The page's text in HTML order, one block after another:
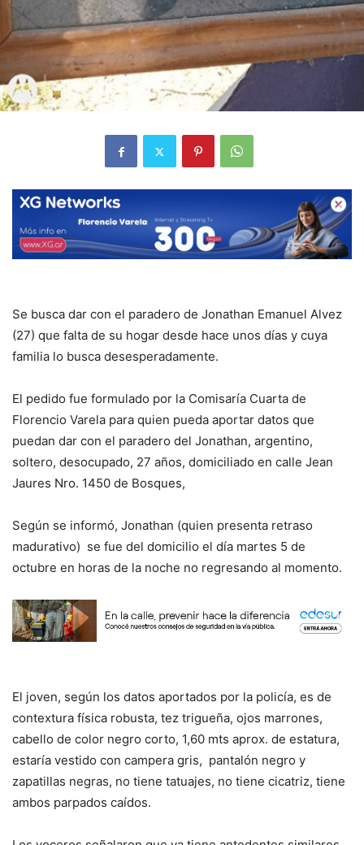
Se busca dar con el paradero de Jonathan Emanuel Alvez
(27) que falta de su hogar desde hace unos días y cuya
familia lo busca desesperadamente.
El pedido fue formulado por la Comisaría Cuarta de
Florencio Varela para quien pueda aportar datos que
puedan dar con el paradero del Jonathan, argentino,
soltero, desocupado, 27 años, domiciliado en calle Jean
Jaures Nro. 1450 de Bosques,
Según se informó, Jonathan (quien presenta retraso
madurativo) se fue del domicilio el día martes 5 de
octubre en horas de la noche no regresando al momento.
El joven, según los datos aportados por la policía, es de
contextura física robusta, tez trigueña, ojos marrones,
cabello de color negro corto, 1,60 mts aprox. de estatura,
estaría vestido con campera gris, pantalón negro y
zapatillas negras, no tiene tatuajes, no tiene cicatriz, tiene
ambos parpados caídos.